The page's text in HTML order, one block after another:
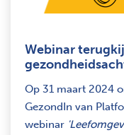
Webinar
Op 31 maart 2024
GezondIn van
webinar